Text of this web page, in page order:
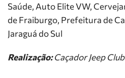
Saúde, Auto Elite VW,
de Fraiburgo, Prefeitura de
Jaraguá do Sul
Realização:Caçador Jeep